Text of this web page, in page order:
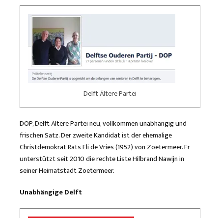
Delft Ältere Partei
DOP, Delft Ältere Partei neu, vollkommen unabhängig und
frischen Satz. Der zweite Kandidat ist der ehemalige
Christdemokrat Rats Eli de Vries (1952) von Zoetermeer. Er
unterstützt seit 2010 die rechte Liste Hilbrand Nawijn in
seiner Heimatstadt Zoetermeer.
Unabhängige Delft